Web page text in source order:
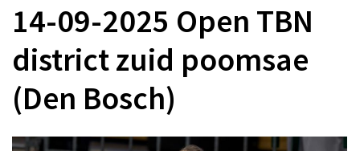
14-09-2025 Open TBN
district zuid poomsae
(Den Bosch)